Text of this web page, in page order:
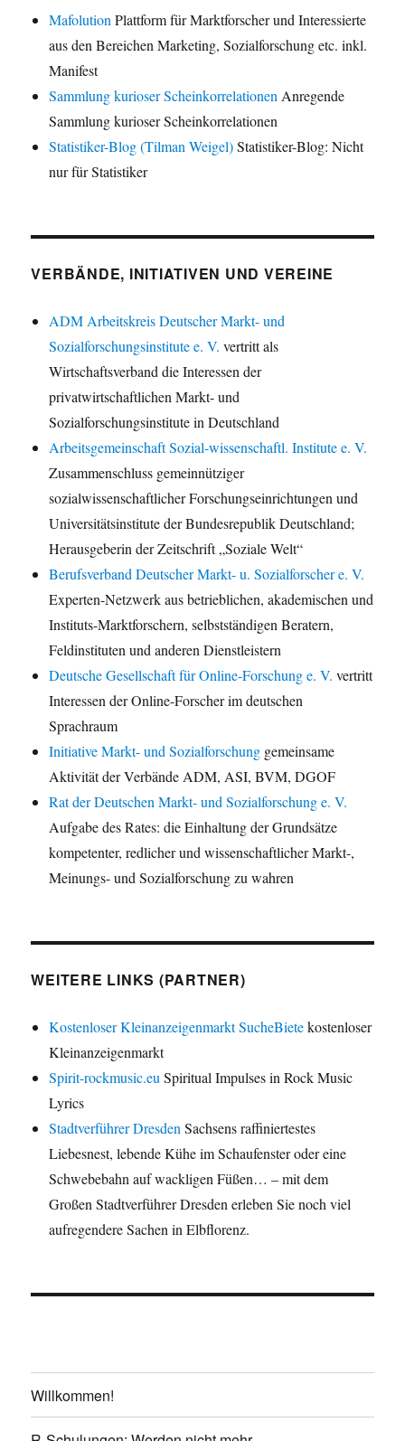
MafolutionPlattform für Marktforscher und Interessierte
aus den Bereichen Marketing, Sozialforschung etc. inkl.
Manifest
Sammlung kurioser ScheinkorrelationenAnregende
Sammlung kurioser Scheinkorrelationen
Statistiker-Blog (Tilman Weigel)Statistiker-Blog: Nicht
nur für Statistiker
VERBÄNDE, INITIATIVEN UND VEREINE
ADM Arbeitskreis Deutscher Markt- und
Sozialforschungsinstitute e. V. vertritt als
Wirtschaftsverband die Interessen der
privatwirtschaftlichen Markt- und
Sozialforschungsinstitute in Deutschland
Arbeitsgemeinschaft Sozial-wissenschaftl. Institute e. V.
Zusammenschluss gemeinnütziger
sozialwissenschaftlicher Forschungseinrichtungen und
Universitätsinstitute der Bundesrepublik Deutschland;
Herausgeberin der Zeitschrift „Soziale Welt“
Berufsverband Deutscher Markt- u. Sozialforscher e. V.
Experten-Netzwerk aus betrieblichen, akademischen und
Instituts-Marktforschern, selbstständigen Beratern,
Feldinstituten und anderen Dienstleistern
Deutsche Gesellschaft für Online-Forschung e. V. vertritt
Interessen der Online-Forscher im deutschen
Sprachraum
Initiative Markt- und Sozialforschung gemeinsame
Aktivität der Verbände ADM, ASI, BVM, DGOF
Rat der Deutschen Markt- und Sozialforschung e. V.
Aufgabe des Rates: die Einhaltung der Grundsätze
kompetenter, redlicher und wissenschaftlicher Markt-,
Meinungs- und Sozialforschung zu wahren
WEITERE LINKS (PARTNER)
Kostenloser Kleinanzeigenmarkt SucheBietekostenloser
Kleinanzeigenmarkt
Spirit-rockmusic.euSpiritual Impulses in Rock Music
Lyrics
Stadtverführer DresdenSachsens raffiniertestes
Liebesnest, lebende Kühe im Schaufenster oder eine
Schwebebahn auf wackligen Füßen… – mit dem
Großen Stadtverführer Dresden erleben Sie noch viel
aufregendere Sachen in Elbflorenz.
Willkommen!